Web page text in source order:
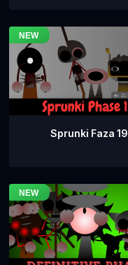
Sprunki Faza 19